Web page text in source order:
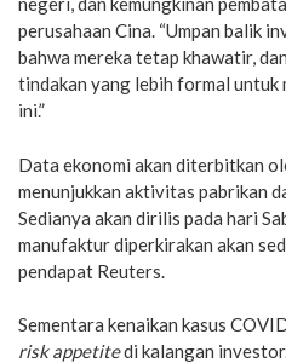
perusahaan Cina. “Umpan balik
bahwa mereka tetap khawatir,
tindakan yang lebih formal untuk
ini.”
Data ekonomi akan diterbitkan
menunjukkan aktivitas pabrikan
Sedianya akan dirilis pada hari
manufaktur diperkirakan akan
pendapat Reuters.
Sementara kenaikan kasus
risk appetitedi kalangan